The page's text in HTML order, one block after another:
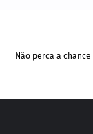
Não perca a